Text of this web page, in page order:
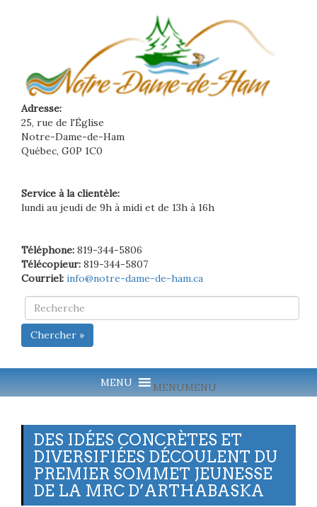
Adresse:
25, rue de l'Église
Notre-Dame-de-Ham
Québec, G0P 1C0
Service à la clientèle:
lundi au jeudi de 9h à midi et de 13h à 16h
Téléphone: 819-344-5806
Télécopieur: 819-344-5807
Courriel: info@notre-dame-de-ham.ca
Chercher »
MENUMENU
DES IDÉES CONCRÈTES ET
DIVERSIFIÉES DÉCOULENT DU
PREMIER SOMMET JEUNESSE
DE LA MRC D’ARTHABASKA